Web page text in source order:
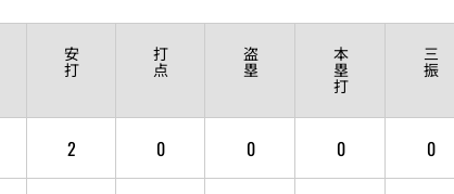
安
打
打
点
盗
塁
本
塁
打
三
振
2 0 0 0 0